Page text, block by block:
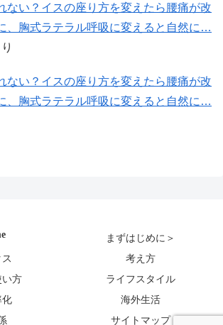
ない？イスの座り方を変えたら腰痛が改
、胸式ラテラル呼吸に変えると自然に…
ない？イスの座り方を変えたら腰痛が改
、胸式ラテラル呼吸に変えると自然に…
まずはじめに＞
考え方
い方
ライフスタイル
化
海外生活
サイトマップ